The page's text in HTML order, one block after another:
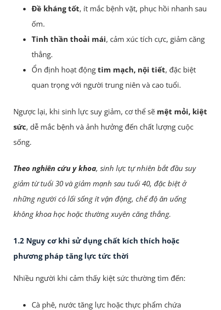
Đề kháng tốt, ít mắc bệnh vặt, phục hồi nhanh sau
ốm.
Tinh thần thoải mái, cảm xúc tích cực, giảm căng
thẳng.
Ổn định hoạt độngtim mạch, nội tiết, đặc biệt
quan trọng với người trung niên và cao tuổi.
Ngược lại, khi sinh lực suy giảm, cơ thể sẽ mệt mỏi, kiệt
sức, dễ mắc bệnh và ảnh hưởng đến chất lượng cuộc
sống.
Theo nghiên cứu y khoa, sinh lực tự nhiên bắt đầu suy
giảm từ tuổi 30 và giảm mạnh sau tuổi 40, đặc biệt ở
những người có lối sống ít vận động, chế độ ăn uống
không khoa học hoặc thường xuyên căng thẳng.
1.2 Nguy cơ khi sử dụng chất kích thích hoặc
phương pháp tăng lực tức thời
Nhiều người khi cảm thấy kiệt sức thường tìm đến:
Cà phê, nước tăng lực hoặc thực phẩm chứa